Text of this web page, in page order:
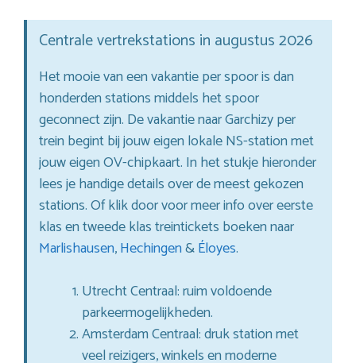
Centrale vertrekstations in augustus 2026
Het mooie van een vakantie per spoor is dan
honderden stations middels het spoor
geconnect zijn. De vakantie naar Garchizy per
trein begint bij jouw eigen lokale NS-station met
jouw eigen OV-chipkaart. In het stukje hieronder
lees je handige details over de meest gekozen
stations. Of klik door voor meer info over eerste
klas en tweede klas treintickets boeken naar
Marlishausen,Hechingen&Éloyes.
Utrecht Centraal: ruim voldoende
parkeermogelijkheden.
Amsterdam Centraal: druk station met
veel reizigers, winkels en moderne